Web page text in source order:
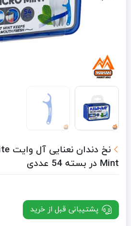
Mint در بسته 54 عددی
پشتیبانی قبل از خرید